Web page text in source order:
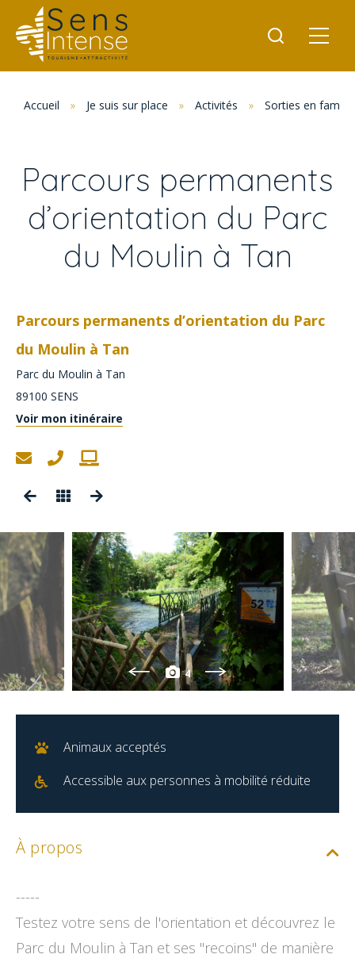
Accueil » Je suis sur place » Activités » Sorties en famille
Parcours permanents
d’orientation du Parc
du Moulin à Tan
Parcours permanents d’orientation du Parc
du Moulin à Tan
Parc du Moulin à Tan
89100 SENS
Voir mon itinéraire
4
Animaux acceptés
Accessible aux personnes à mobilité réduite
À propos
-----
Testez votre sens de l'orientation et découvrez le
Parc du Moulin à Tan et ses ''recoins'' de manière